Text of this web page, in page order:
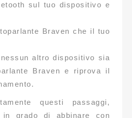
sul tuo dispositivo e
Braven che il tuo
altro dispositivo sia
Braven e riprova il
questi passaggi,
in grado di abbinare con